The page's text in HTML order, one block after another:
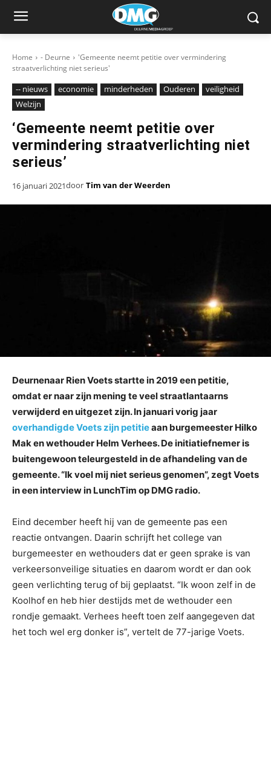
Home - Deurne
'Gemeente neemt petitie over vermindering
straatverlichting niet serieus'
-- nieuws economie minderheden Ouderen
veiligheid
Welzijn
‘Gemeente neemt petitie over
vermindering straatverlichting niet
serieus’
16 januari 2021door Tim van der Weerden
Deurnenaar Rien Voets startte in 2019 een petitie,
omdat er naar zijn mening te veel straatlantaarns
verwijderd en uitgezet zijn. In januari vorig jaar
overhandigde Voets zijn petitieaan burgemeester Hilko
Mak en wethouder Helm Verhees. De initiatiefnemer is
buitengewoon teleurgesteld in de afhandeling van de
gemeente. “Ik voel mij niet serieus genomen”, zegt Voets
in een interview in LunchTim op DMG radio.
Eind december heeft hij van de gemeente pas een
reactie ontvangen. Daarin schrijft het college van
burgemeester en wethouders dat er geen sprake is van
verkeersonveilige situaties en daarom wordt er dan ook
geen verlichting terug of bij geplaatst. “Ik woon zelf in de
Koolhof en heb hier destijds met de wethouder een
rondje gemaakt. Verhees heeft toen zelf aangegeven dat
het toch wel erg donker is”, vertelt de 77-jarige Voets.